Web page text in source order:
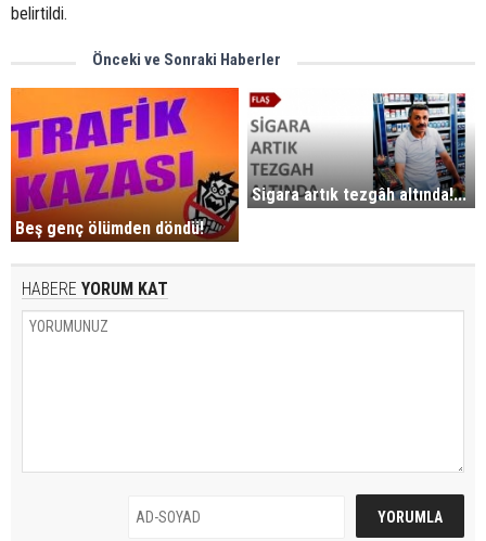
belirtildi.
Önceki ve Sonraki Haberler
Beş genç ölümden döndü!
Sigara artık tezgâh altında!...
HABERE YORUM KAT